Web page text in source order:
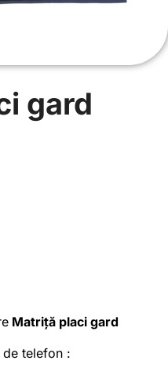
gard
Matriță placi gard
de telefon :